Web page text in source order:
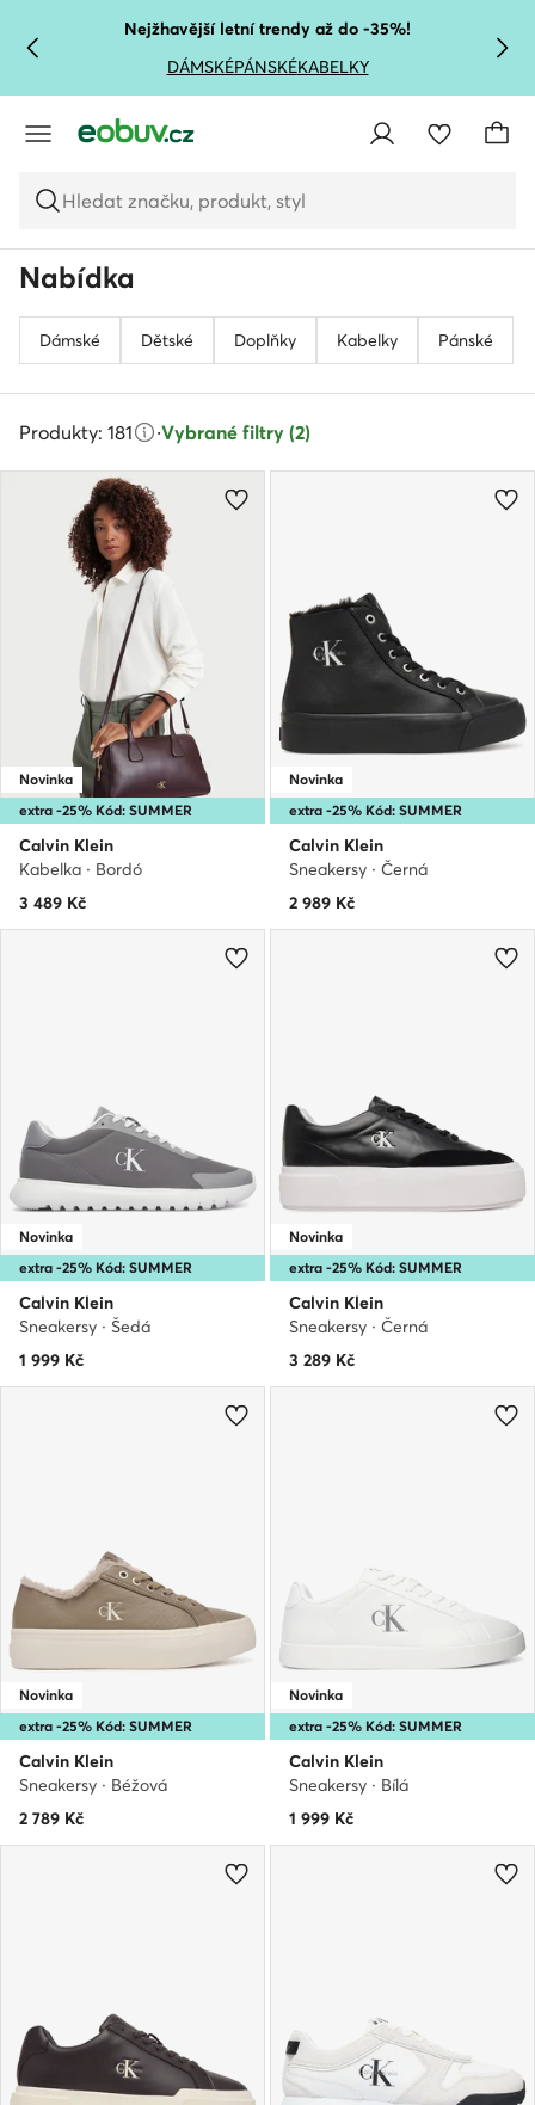
PŘEJÍT NA HLAVNÍ OBSAH
PŘEJÍT NA VYHLEDÁVÁNÍ
Nejžhavější letní trendy až do -35%!
DÁMSKÉPÁNSKÉKABELKY
Hledat značku, produkt, styl
Nabídka
Dámské Dětské Doplňky Kabelky Pánské
Produkty: 181 ·Vybrané filtry (2)
extra -25% Kód: SUMMER
Novinka
Calvin Klein
Kabelka · Bordó
3 489 Kč
extra -25% Kód: SUMMER
Novinka
Calvin Klein
Sneakersy · Černá
2 989 Kč
extra -25% Kód: SUMMER
Novinka
Calvin Klein
Sneakersy · Šedá
1 999 Kč
extra -25% Kód: SUMMER
Novinka
Calvin Klein
Sneakersy · Černá
3 289 Kč
extra -25% Kód: SUMMER
Novinka
Calvin Klein
Sneakersy · Béžová
2 789 Kč
extra -25% Kód: SUMMER
Novinka
Calvin Klein
Sneakersy · Bílá
1 999 Kč